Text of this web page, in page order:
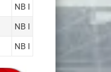
NB I
NB I
NB I